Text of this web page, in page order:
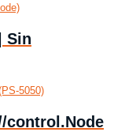
Sin
control.Node